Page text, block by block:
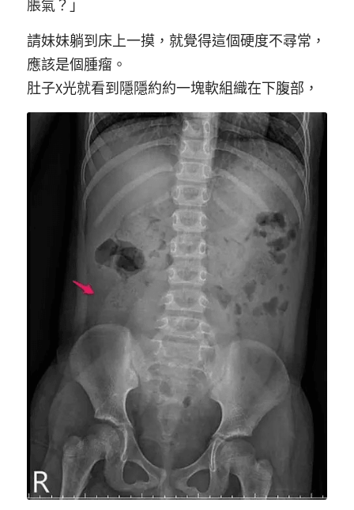
脹氣？」
請妹妹躺到床上一摸，就覺得這個硬度不尋常，
應該是個腫瘤。
肚子X光就看到隱隱約約一塊軟組織在下腹部，